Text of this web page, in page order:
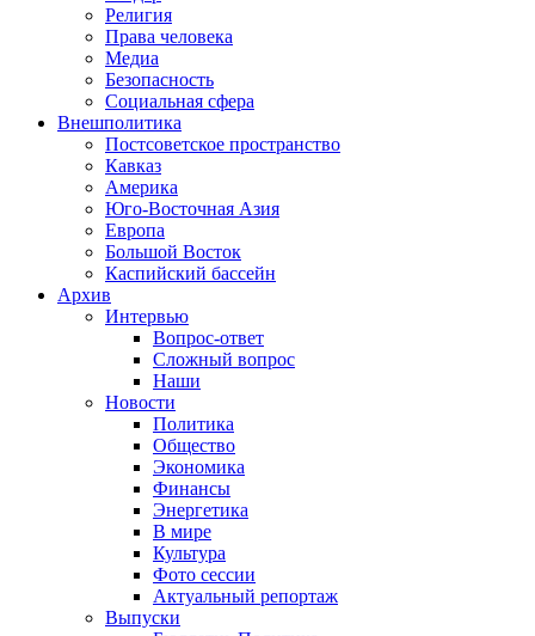
Религия
Права человека
Медиа
Безопасность
Социальная сфера
Внешполитика
Постсоветское пространство
Кавказ
Америка
Юго-Восточная Азия
Европа
Большой Восток
Каспийский бассейн
Архив
Интервью
Вопрос-ответ
Сложный вопрос
Наши
Новости
Политика
Общество
Экономика
Финансы
Энергетика
В мире
Культура
Фото сессии
Актуальный репортаж
Выпуски